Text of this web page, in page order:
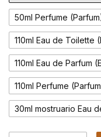
50ml Perfume
110ml Eau de Toilette
110ml Eau de Parfum
110ml Perfume
30ml mostruario Eau